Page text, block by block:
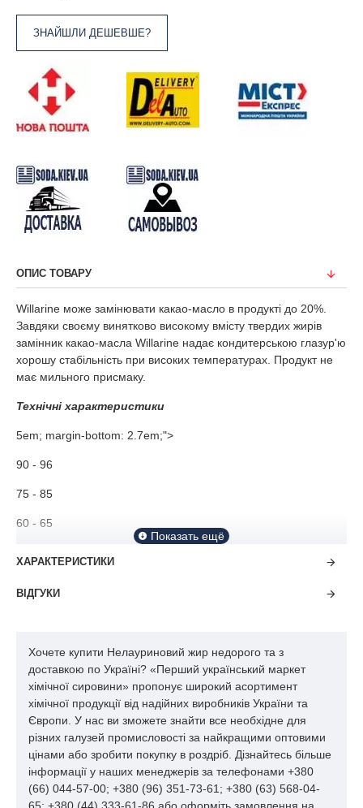
ЗНАЙШЛИ ДЕШЕВШЕ?
ОПИС ТОВАРУ
Willarine може замінювати какао-масло в продукті до 20%.
Завдяки своєму винятково високому вмісту твердих жирів
замінник какао-масла Willarine надає кондитерською глазур'ю
хорошу стабільність при високих температурах. Продукт не
має мильного присмаку.
Технічні характеристики
5em; margin-bottom: 2.7em;">
90 - 96
75 - 85
60 - 65
40
Волога і
домішки
0.1% макс 0. 97">
33 - 36
33 -
36
З
34 -
38
З
35 -
40
З
CС 3 -
25
10 проЗ
margin-top:
10 макс
ХАРАКТЕРИСТИКИ
ВІДГУКИ
Хочете купити Нелауриновий жир недорого та з
доставкою по Україні? «Перший український маркет
хімічної сировини» пропонує широкий асортимент
хімічної продукції від надійних виробників України та
Європи. У нас ви зможете знайти все необхідне для
різних галузей промисловості за найкращими оптовими
цінами або зробити покупку в роздріб. Дізнайтесь більше
інформації у наших менеджерів за телефонами +380
(66) 044-57-00; +380 (96) 351-73-61; +380 (63) 568-04-